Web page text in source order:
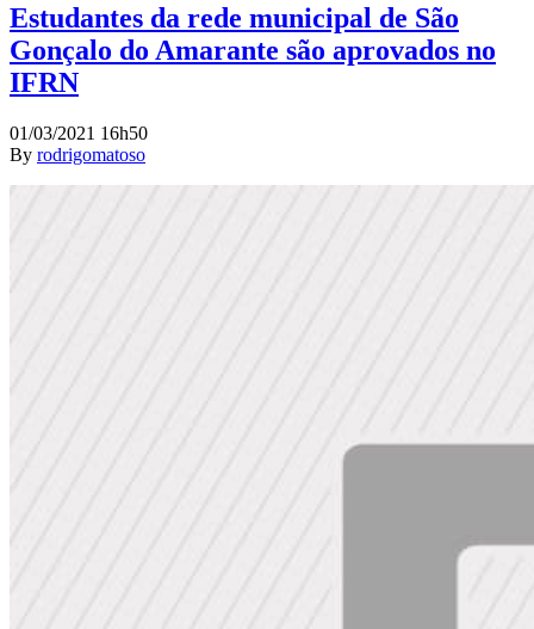
Estudantes da rede municipal de São
Gonçalo do Amarante são aprovados no
IFRN
01/03/2021 16h50
By rodrigomatoso